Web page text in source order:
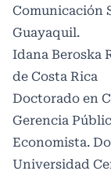
Comunicación
Guayaquil.
Idana Beroska
de Costa Rica
Doctorado en
Gerencia
Economista.
Universidad